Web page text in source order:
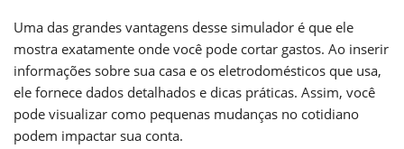
Uma das grandes vantagens desse simulador é que ele
mostra exatamente onde você pode cortar gastos. Ao inserir
informações sobre sua casa e os eletrodomésticos que usa,
ele fornece dados detalhados e dicas práticas. Assim, você
pode visualizar como pequenas mudanças no cotidiano
podem impactar sua conta.